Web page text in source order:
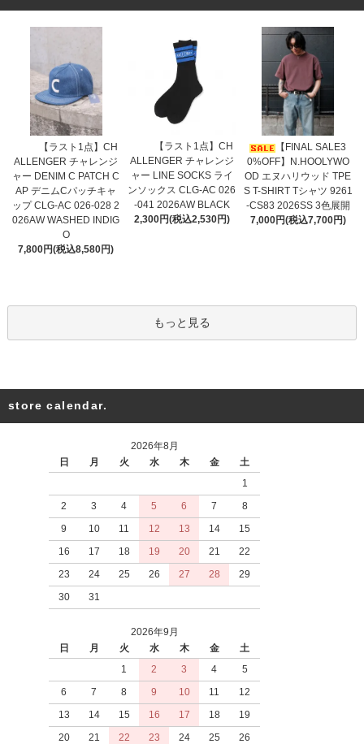
【ラスト1点】CH
ALLENGER チャレンジ
ャー DENIM C PATCH C
AP デニムCパッチキャ
ップ CLG-AC 026-028 2
026AW WASHED INDIG
O
7,800円(税込8,580円)
【ラスト1点】CH
ALLENGER チャレンジ
ャー LINE SOCKS ライ
ンソックス CLG-AC 026
-041 2026AW BLACK
2,300円(税込2,530円)
【FINAL SALE3
0%OFF】N.HOOLYWO
OD エヌハリウッド TPE
S T-SHIRT Tシャツ 9261
-CS83 2026SS 3色展開
7,000円(税込7,700円)
もっと見る
store calendar.
2026年8月
日
月 火 水 木 金
土
1
2
3 4 5 6 7
8
9
10 11 12 13 14
15
16
17 18 19 20 21
22
23
24 25 26 27 28
29
30
31
2026年9月
日
月 火 水 木 金
土
1
2 3 4
5
6
7 8 9 10 11
12
13
14 15 16 17 18
19
20
21 22 23 24 25
26